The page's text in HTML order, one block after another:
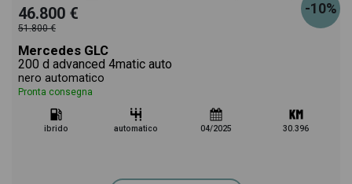
-10%
46.800 €
51.800 €
Mercedes GLC
200 d advanced 4matic auto
nero automatico
Pronta consegna
ibrido automatico 04/2025 30.396